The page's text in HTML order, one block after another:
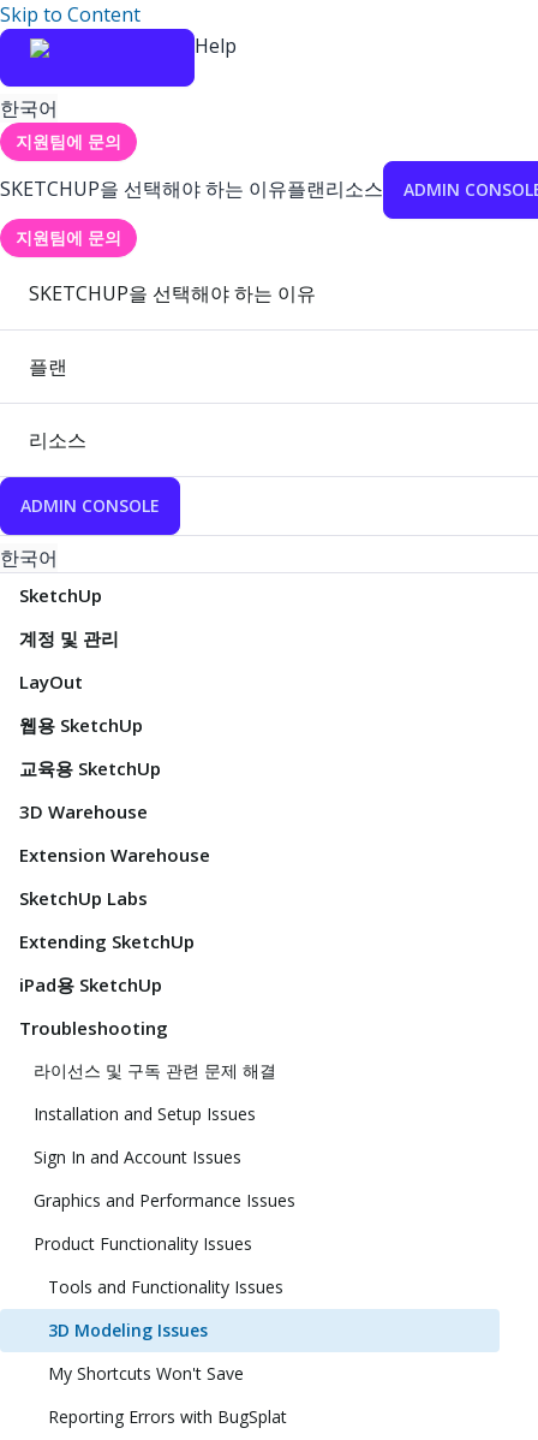
Skip to Content
Help
한국어
지원팀에 문의
SKETCHUP을 선택해야 하는 이유플랜리소스 ADMIN
지원팀에 문의
SKETCHUP을 선택해야 하는 이유
플랜
리소스
ADMIN CONSOLE
한국어
SketchUp
계정 및 관리
LayOut
웹용 SketchUp
교육용 SketchUp
3D Warehouse
Extension Warehouse
SketchUp Labs
Extending SketchUp
iPad용 SketchUp
Troubleshooting
라이선스 및 구독 관련 문제 해결
Installation and Setup Issues
Sign In and Account Issues
Graphics and Performance Issues
Product Functionality Issues
Tools and Functionality Issues
3D Modeling Issues
My Shortcuts Won't Save
Reporting Errors with BugSplat